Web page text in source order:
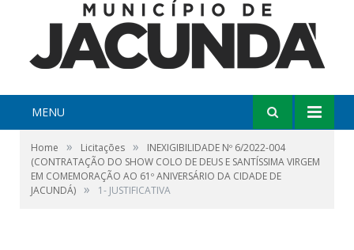
MENU
Home » Licitações »
INEXIGIBILIDADE Nº 6/2022-004
(CONTRATAÇÃO DO SHOW COLO DE DEUS E SANTÍSSIMA VIRGEM
EM COMEMORAÇÃO AO 61º ANIVERSÁRIO DA CIDADE DE
JACUNDÁ) » 1- JUSTIFICATIVA